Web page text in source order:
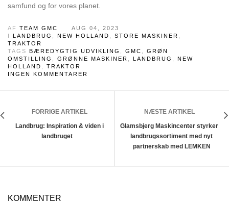
samfund og for vores planet.
AF TEAM GMC
AUG 04, 2023
I LANDBRUG NEW HOLLAND STORE MASKINER
TRAKTOR
TAGS BÆREDYGTIG UDVIKLING GMC
GRØN
OMSTILLING
GRØNNE MASKINER LANDBRUG
NEW
HOLLAND
TRAKTOR
INGEN KOMMENTARER
FORRIGE ARTIKEL
Landbrug: Inspiration & viden i
landbruget
NÆSTE ARTIKEL
Glamsbjerg Maskincenter styrker
landbrugssortiment med nyt
partnerskab med LEMKEN
KOMMENTER